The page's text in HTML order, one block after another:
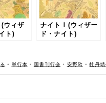
ウィザ
ト)
ナイト I (ウィザー
ド・ナイト)
• 単行本 • 国書刊行会 • 安野玲 • 牡丹